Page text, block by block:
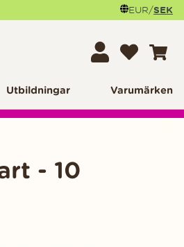
EUR/SEK
Utbildningar Varumärken
- 10